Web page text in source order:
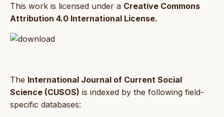
This work is licensed under a Creative Commons
Attribution 4.0 International License.
The International Journal of Current Social
Science (CUSOS) is indexed by the following field-
specific databases: